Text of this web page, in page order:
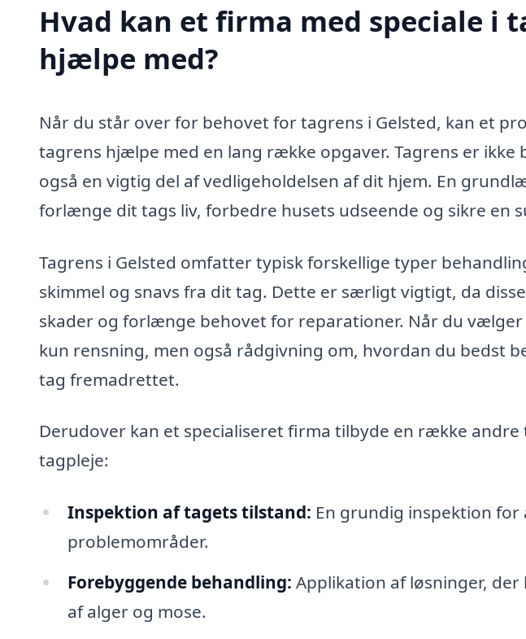
Hvad kan et firma med speciale i
hjælpe med?
Når du står over for behovet for tagrens i Gelsted, kan et
tagrens hjælpe med en lang række opgaver. Tagrens er
også en vigtig del af vedligeholdelsen af dit hjem. En
forlænge dit tags liv, forbedre husets udseende og sikre en
Tagrens i Gelsted omfatter typisk forskellige typer
skimmel og snavs fra dit tag. Dette er særligt vigtigt, da
skader og forlænge behovet for reparationer. Når du
kun rensning, men også rådgivning om, hvordan du bedst
tag fremadrettet.
Derudover kan et specialiseret firma tilbyde en række
tagpleje:
Inspektion af tagets tilstand: En grundig inspektion
problemområder.
Forebyggende behandling: Applikation af løsninger,
af alger og mose.